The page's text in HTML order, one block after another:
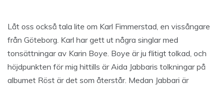
Låt oss också tala lite om Karl Fimmerstad, en vissångare
från Göteborg. Karl har gett ut några singlar med
tonsättningar av Karin Boye. Boye är ju flitigt tolkad, och
höjdpunkten för mig hittills är Aida Jabbaris tolkningar på
albumet Röst är det som återstår. Medan Jabbari är